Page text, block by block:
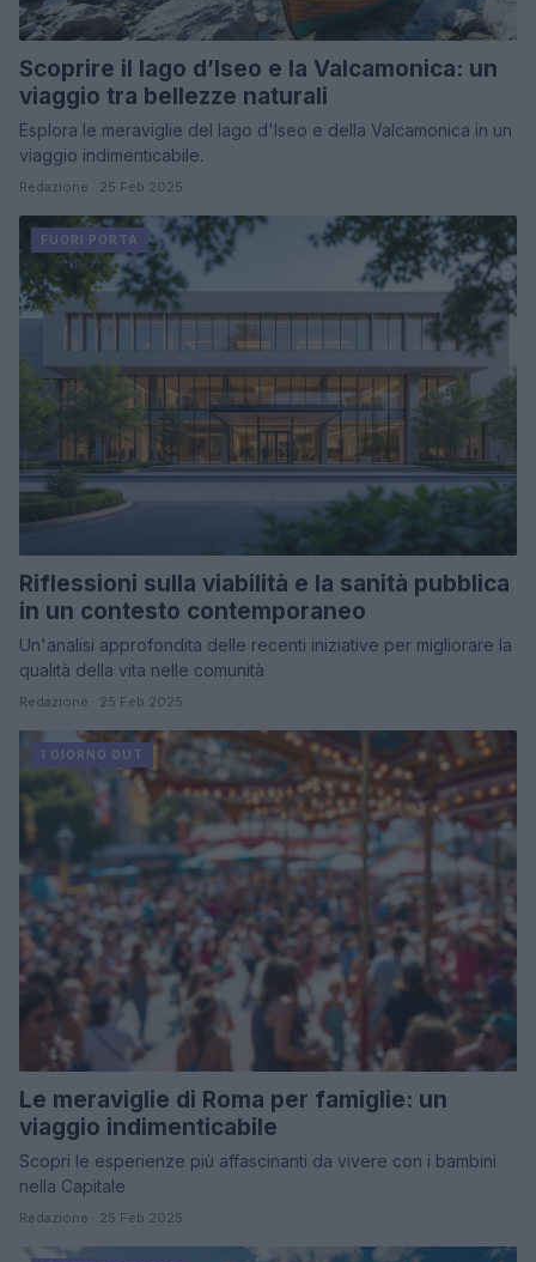
Scoprire il lago d’Iseo e la Valcamonica: un
viaggio tra bellezze naturali
Esplora le meraviglie del lago d'Iseo e della Valcamonica in un
viaggio indimenticabile.
Redazione · 25 Feb 2025
FUORI PORTA
Riflessioni sulla viabilità e la sanità pubblica
in un contesto contemporaneo
Un'analisi approfondita delle recenti iniziative per migliorare la
qualità della vita nelle comunità
Redazione · 25 Feb 2025
1 GIORNO OUT
Le meraviglie di Roma per famiglie: un
viaggio indimenticabile
Scopri le esperienze più affascinanti da vivere con i bambini
nella Capitale
Redazione · 25 Feb 2025